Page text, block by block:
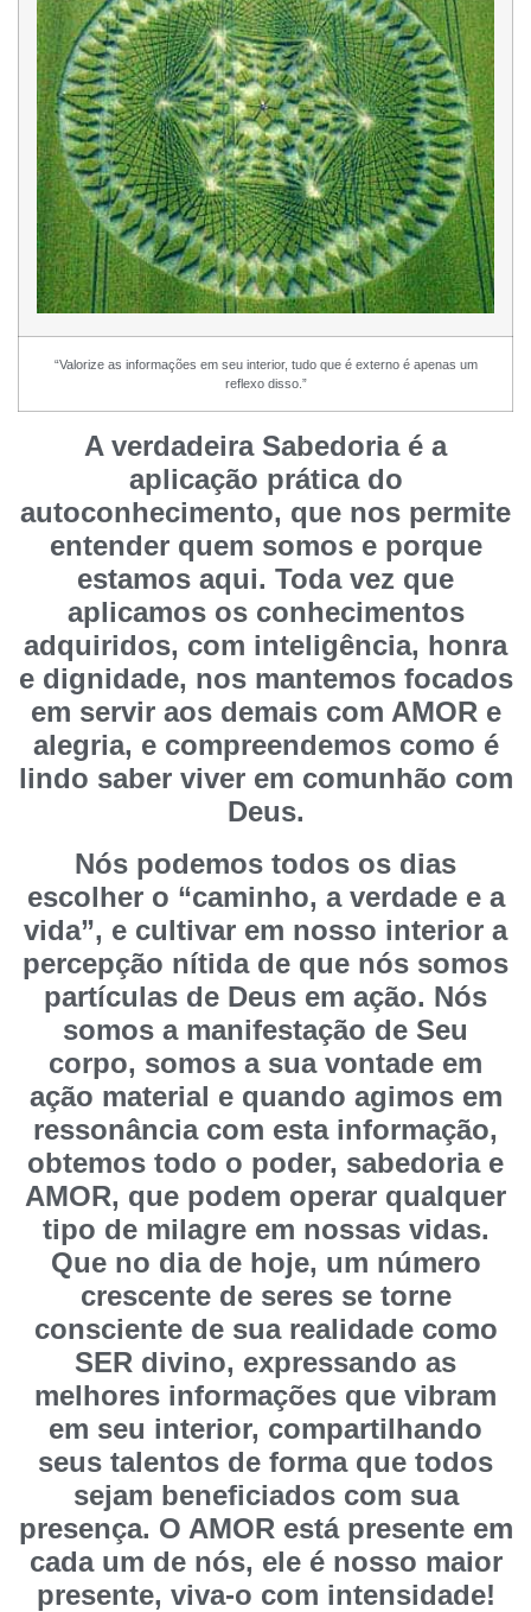
“Valorize as informações em seu interior, tudo que é externo é apenas um
reflexo disso.”
A verdadeira Sabedoria é a
aplicação prática do
autoconhecimento, que nos permite
entender quem somos e porque
estamos aqui. Toda vez que
aplicamos os conhecimentos
adquiridos, com inteligência, honra
e dignidade, nos mantemos focados
em servir aos demais com AMOR e
alegria, e compreendemos como é
lindo saber viver em comunhão com
Deus.
Nós podemos todos os dias
escolher o “caminho, a verdade e a
vida”, e cultivar em nosso interior a
percepção nítida de que nós somos
partículas de Deus em ação. Nós
somos a manifestação de Seu
corpo, somos a sua vontade em
ação material e quando agimos em
ressonância com esta informação,
obtemos todo o poder, sabedoria e
AMOR, que podem operar qualquer
tipo de milagre em nossas vidas.
Que no dia de hoje, um número
crescente de seres se torne
consciente de sua realidade como
SER divino, expressando as
melhores informações que vibram
em seu interior, compartilhando
seus talentos de forma que todos
sejam beneficiados com sua
presença. O AMOR está presente em
cada um de nós, ele é nosso maior
presente, viva-o com intensidade!